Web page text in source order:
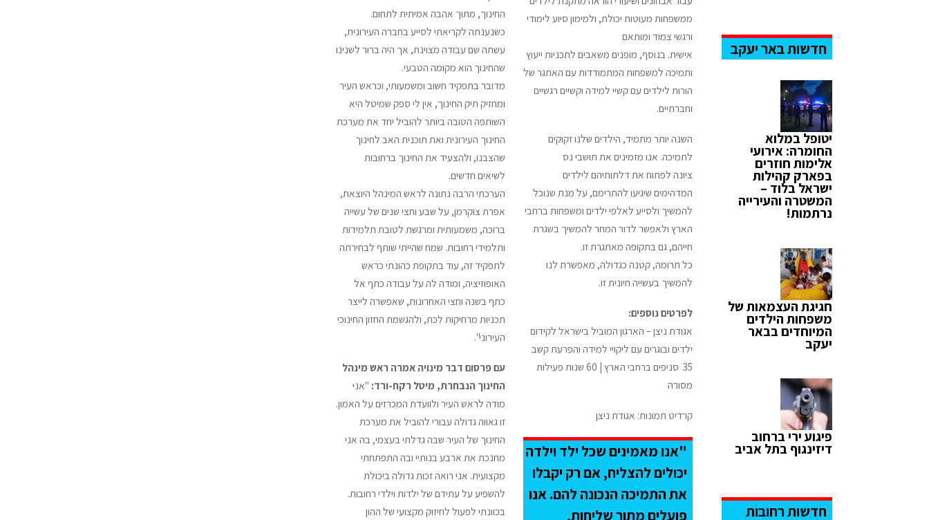
ממשפחות מעוטות יכולת, ולמימון סיוע לימודי
ורגשי צמוד ומותאם
אישית. בנוסף, מופנים משאבים לתכניות ייעוץ
ותמיכה למשפחות המתמודדות עם האתגר של
הורות לילדים עם קשיי למידה וקשיים רגשיים
וחברתיים.
השנה יותר מתמיד, הילדים שלנו זקוקים
לתמיכה. אנו מזמינים את תושבי נס
ציונה לפתוח את דלתותיהם לילדים
המדהימים שיגיעו להתרימם, על מנת שנוכל
להמשיך ולסייע לאלפי ילדים ומשפחות ברחבי
הארץ ולאפשר לדור המחר להמשיך בשגרת
חייהם, גם בתקופה מאתגרת זו.
כל תרומה, קטנה כגדולה, מאפשרת לנו
להמשיך בעשייה חיונית זו.
לפרטים נוספים:
אגודת ניצן – הארגון המוביל בישראל לקידום
ילדים ובוגרים עם ליקויי למידה והפרעת קשב
35
סניפים ברחבי הארץ | 60 שנות פעילות
מסורה
קרדיט תמונות: אגודת ניצן
"אנו מאמינים שכל ילד וילדה
יכולים להצליח, אם רק יקבלו
את התמיכה הנכונה להם. אנו
פועלים מתוך שליחות,
החינוך, מתוך אהבה אמיתית לתחום.
כשנענתה לקריאתי לסייע בחברה העירונית,
עשתה שם עבודה מצוינת, אך היה ברור לשנינו
שהחינוך הוא מקומה הטבעי.
מדובר בתפקיד חשוב ומשמעותי, וכראש העיר
ומחזיק תיק החינוך, אין לי ספק שמיטל היא
השותפה הטובה ביותר להוביל יחד את מערכת
החינוך העירונית ואת תוכנית האב לחינוך
שהצבנו, ולהצעיד את החינוך ברחובות
לשיאים חדשים.
הערכתי הרבה נתונה לראש המינהל היוצאת,
אפרת צוקרמן, על שבע וחצי שנים של עשייה
ברוכה, משמעותית ומרגשת לטובת תלמידות
ותלמידי רחובות. שמח שהייתי שותף לבחירתה
לתפקיד זה, עוד בתקופת כהונתי כראש
האופוזיציה, ומודה לה על עבודה כתף אל
כתף בשנה וחצי האחרונות, שאפשרה לייצר
תכניות מרחיקות לכת, ולהגשמת החזון החינוכי
העירוני".
עם פרסום דבר מינויה אמרה ראש מינהל
החינוך הנבחרת, מיטל רקח-ורד: "אני
מודה לראש העיר ולוועדת המכרזים על האמון.
זו גאווה גדולה עבורי להוביל את מערכת
החינוך של העיר שבה גדלתי בעצמי, בה אני
מחנכת את ארבע בנותיי ובה התפתחתי
מקצועית. אני רואה זכות גדולה ביכולת
להשפיע על עתידם של ילדות וילדי רחובות.
בכוונתי לפעול לחיזוק מקצועי של ההון
חדשות באר יעקב
יטופל במלוא
החומרה: אירועי
אלימות חוזרים
בפארק קהילות
ישראל בלוד –
המשטרה והעירייה
נרתמות!
חגיגת העצמאות של
משפחות הילדים
המיוחדים בבאר
יעקב
פיגוע ירי ברחוב
דיזינגוף בתל אביב
חדשות רחובות